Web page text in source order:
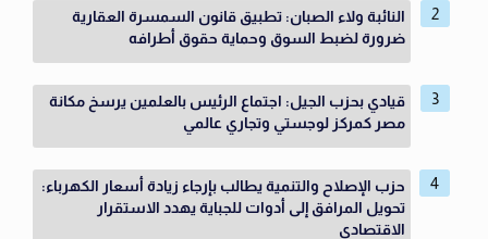
النائبة ولاء الصبان: تطبيق قانون السمسرة العقارية
ضرورة لضبط السوق وحماية حقوق أطرافه
قيادي بحزب الجيل: اجتماع الرئيس بالعلمين يرسخ مكانة
مصر كمركز لوجستي وتجاري عالمي
حزب الإصلاح والتنمية يطالب بإرجاء زيادة أسعار الكهرباء:
تحويل المرافق إلى أدوات للجباية يهدد الاستقرار
الاقتصادي